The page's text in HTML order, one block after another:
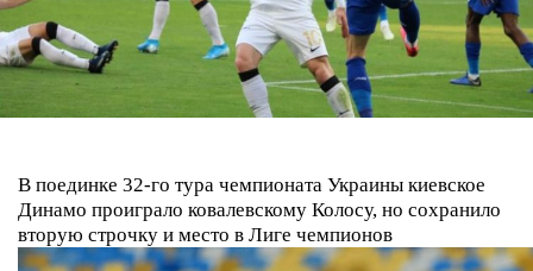
В поединке 32-го тура чемпионата Украины киевское
Динамо проиграло ковалевскому Колосу, но сохранило
вторую строчку и место в Лиге чемпионов